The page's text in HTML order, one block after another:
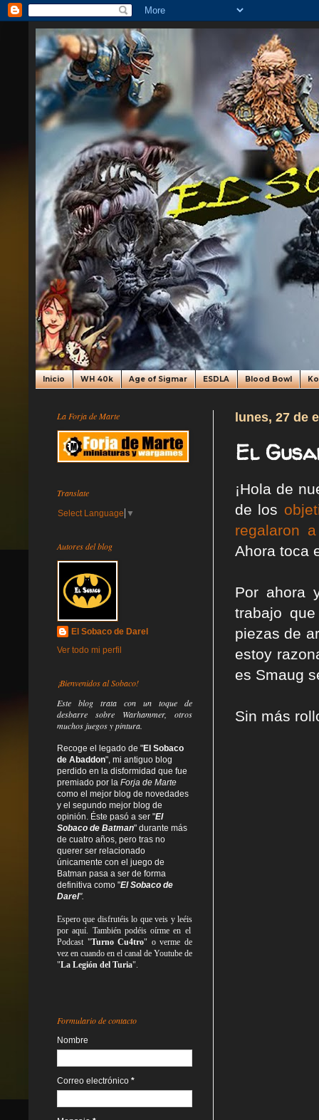
Inicio WH 40k Age of Sigmar ESDLA Blood Bowl
lunes, 27 de
El
¡Hola de
de los
regalaron
Ahora toca
Por ahora
trabajo
piezas de
estoy
es Smaug
Sin más
La Forja de Marte
Translate
Select Language ▼
Autores del blog
El Sobaco de Darel
Ver todo mi perfil
¡Bienvenidos al Sobaco!
Este blog trata con un toque de
desbarre sobre Warhammer, otros
muchos juegos y pintura.
Recoge el legado de "El Sobaco
de Abaddon", mi antiguo blog
perdido en la disformidad que fue
premiado por la Forja de Marte
como el mejor blog de novedades
y el segundo mejor blog de
opinión. Éste pasó a ser "El
Sobaco de Batman" durante más
de cuatro años, pero tras no
querer ser relacionado
únicamente con el juego de
Batman pasa a ser de forma
definitiva como "El Sobaco de
Darel".
Espero que disfrutéis lo queveis yleéis
por aquí. También podéis oírme en el
Podcast "Turno Cu4tro" o verme de
vez en cuando en el canal de Youtube de
"La Legión del Turia".
Formulario de contacto
Nombre
Correo electrónico *